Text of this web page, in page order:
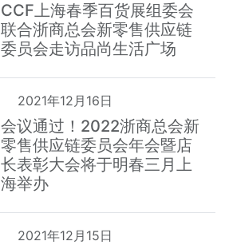
CCF上海春季百货展组委会
联合浙商总会新零售供应链
委员会走访品尚生活广场
2021年12月16日
会议通过！2022浙商总会新
零售供应链委员会年会暨店
长表彰大会将于明春三月上
海举办
2021年12月15日